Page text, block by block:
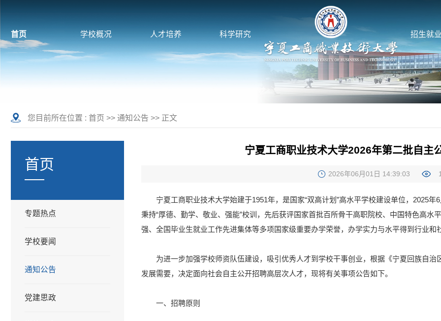
首页 学校概况 人才培养 科学研究 招生就
您目前所在位置 : 首页 >> 通知公告 >> 正文
首页
专题热点
学校要闻
通知公告
党建思政
宁夏工商职业技术大学2026年第二批自主
2026年06月01日 14:39:03
宁夏工商职业技术大学始建于1951年，是国家“双高计划”高水平学校建设单位，2025
秉持“厚德、勤学、敬业、强能”校训，先后获评国家首批百所骨干高职院校、中国特色高
强、全国毕业生就业工作先进集体等多项国家级重要办学荣誉，办学实力与水平得到行业和
为进一步加强学校师资队伍建设，吸引优秀人才到学校干事创业，根据《宁夏回族自
发展需要，决定面向社会自主公开招聘高层次人才，现将有关事项公告如下。
一、招聘原则